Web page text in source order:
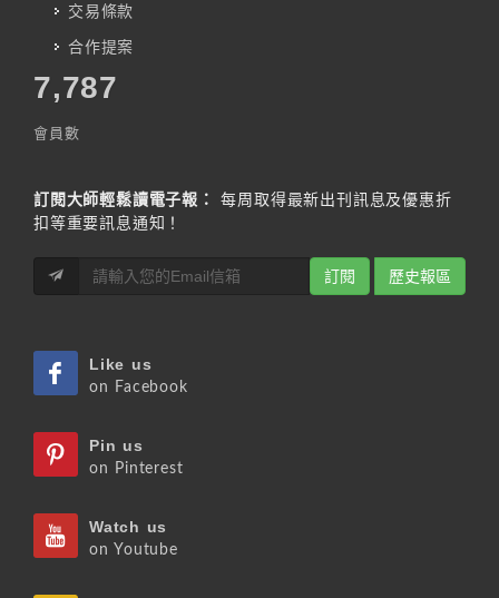
交易條款
合作提案
7,787
會員數
訂閱大師輕鬆讀電子報：
每周取得最新出刊訊息及優惠折
扣等重要訊息通知！
訂閱 歷史報區
Like us
on Facebook
Pin us
on Pinterest
Watch us
on Youtube